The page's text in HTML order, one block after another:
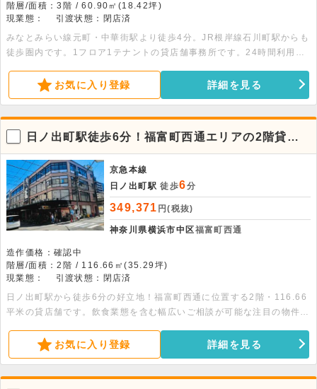
階層/面積：3階 / 60.90㎡(18.42坪)
現業態：
引渡状態：閉店済
みなとみらい線元町・中華街駅より徒歩4分。JR根岸線石川町駅からも
徒歩圏内です。1フロア1テナントの貸店舗事務所です。24時間利用可
お気に入り登録 詳細を見る
日ノ出町駅徒歩6分！福富町西通エリアの2階貸店
舗／飲食店対応
京急本線
日ノ出町駅 徒歩6分
349,371 円(税抜)
神奈川県横浜市中区福富町西通
造作価格：確認中
階層/面積：2階 / 116.66㎡(35.29坪)
現業態：
引渡状態：閉店済
日ノ出町駅から徒歩6分の好立地！福富町西通に位置する2階・116.66
平米の貸店舗です。飲食業態を含む幅広いご相談が可能な注目の物件で
お気に入り登録 詳細を見る